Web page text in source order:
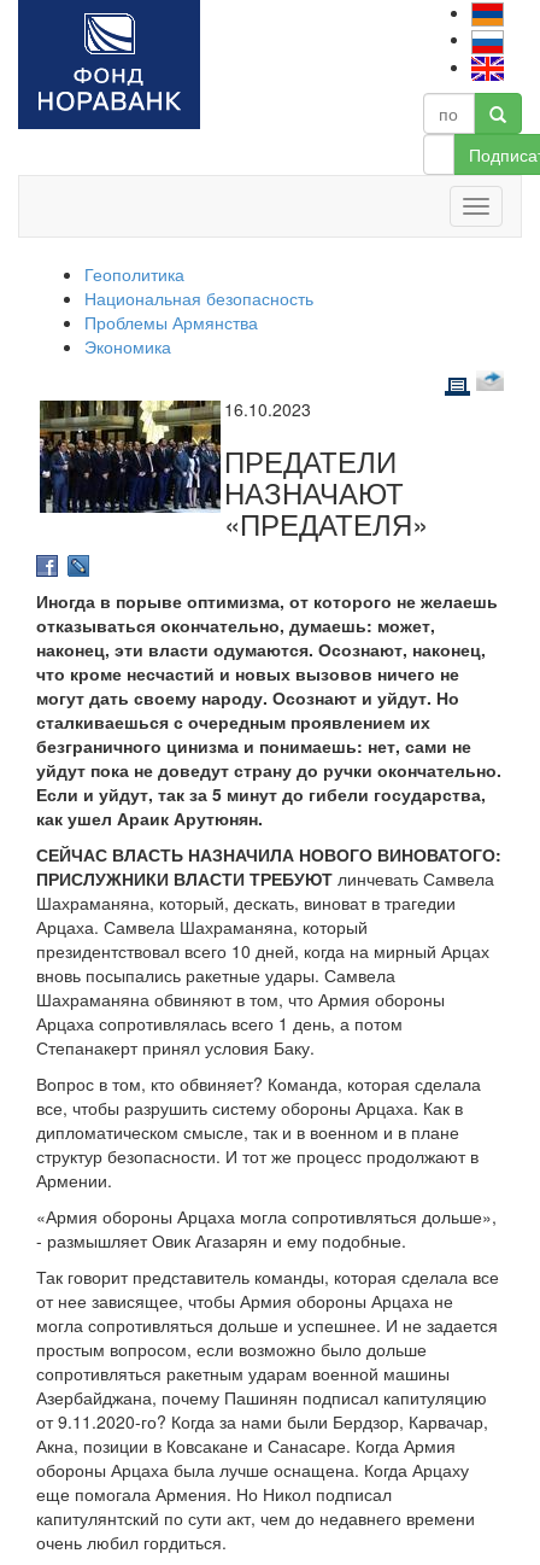
Геополитика
Национальная безопасность
Проблемы Армянства
Экономика
16.10.2023
ПРЕДАТЕЛИ
НАЗНАЧАЮТ
«ПРЕДАТЕЛЯ»
Иногда в порыве оптимизма, от которого не желаешь
отказываться окончательно, думаешь: может,
наконец, эти власти одумаются. Осознают, наконец,
что кроме несчастий и новых вызовов ничего не
могут дать своему народу. Осознают и уйдут. Но
сталкиваешься с очередным проявлением их
безграничного цинизма и понимаешь: нет, сами не
уйдут пока не доведут страну до ручки окончательно.
Если и уйдут, так за 5 минут до гибели государства,
как ушел Араик Арутюнян.
СЕЙЧАС ВЛАСТЬ НАЗНАЧИЛА НОВОГО ВИНОВАТОГО:
ПРИСЛУЖНИКИ ВЛАСТИ ТРЕБУЮТ линчевать Самвела
Шахраманяна, который, дескать, виноват в трагедии
Арцаха. Самвела Шахраманяна, который
президентствовал всего 10 дней, когда на мирный Арцах
вновь посыпались ракетные удары. Самвела
Шахраманяна обвиняют в том, что Армия обороны
Арцаха сопротивлялась всего 1 день, а потом
Степанакерт принял условия Баку.
Вопрос в том, кто обвиняет? Команда, которая сделала
все, чтобы разрушить систему обороны Арцаха. Как в
дипломатическом смысле, так и в военном и в плане
структур безопасности. И тот же процесс продолжают в
Армении.
«Армия обороны Арцаха могла сопротивляться дольше»,
- размышляет Овик Агазарян и ему подобные.
Так говорит представитель команды, которая сделала все
от нее зависящее, чтобы Армия обороны Арцаха не
могла сопротивляться дольше и успешнее. И не задается
простым вопросом, если возможно было дольше
сопротивляться ракетным ударам военной машины
Азербайджана, почему Пашинян подписал капитуляцию
от 9.11.2020-го? Когда за нами были Бердзор, Карвачар,
Акна, позиции в Ковсакане и Санасаре. Когда Армия
обороны Арцаха была лучше оснащена. Когда Арцаху
еще помогала Армения. Но Никол подписал
капитулянтский по сути акт, чем до недавнего времени
очень любил гордиться.